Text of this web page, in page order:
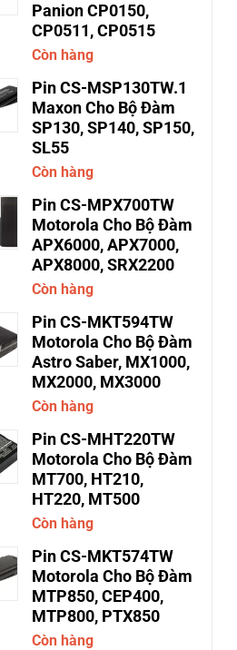
Panion CP0150,
CP0511, CP0515
Còn hàng
Pin CS-MSP130TW.1
Maxon Cho Bộ Đàm
SP130, SP140, SP150,
SL55
Còn hàng
Pin CS-MPX700TW
Motorola Cho Bộ Đàm
APX6000, APX7000,
APX8000, SRX2200
Còn hàng
Pin CS-MKT594TW
Motorola Cho Bộ Đàm
Astro Saber, MX1000,
MX2000, MX3000
Còn hàng
Pin CS-MHT220TW
Motorola Cho Bộ Đàm
MT700, HT210,
HT220, MT500
Còn hàng
Pin CS-MKT574TW
Motorola Cho Bộ Đàm
MTP850, CEP400,
MTP800, PTX850
Còn hàng